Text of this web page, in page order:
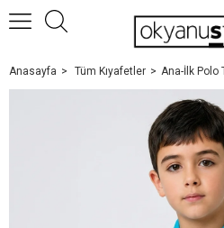
Anasayfa Tüm Kıyafetler